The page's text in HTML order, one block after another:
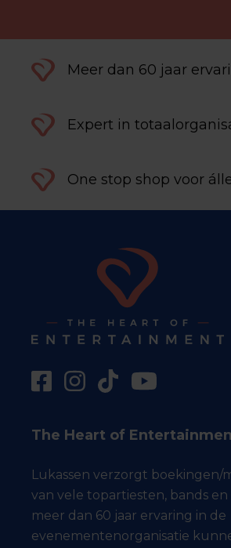
Meer dan 60 jaar
Expert in
One stop shop voor
The Heart of
Lukassen verzorgt boekingen/
van vele topartiesten, bands en
meer dan 60 jaar ervaring in de
evenementenorganisatie